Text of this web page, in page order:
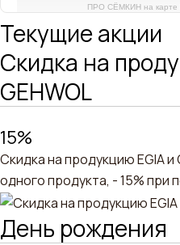
ПРО СЁМКИН на карте
Текущие акции
Скидка на
GEHWOL
15%
Скидка на продукцию EGIA и
одного продукта, - 15% при
День рождения